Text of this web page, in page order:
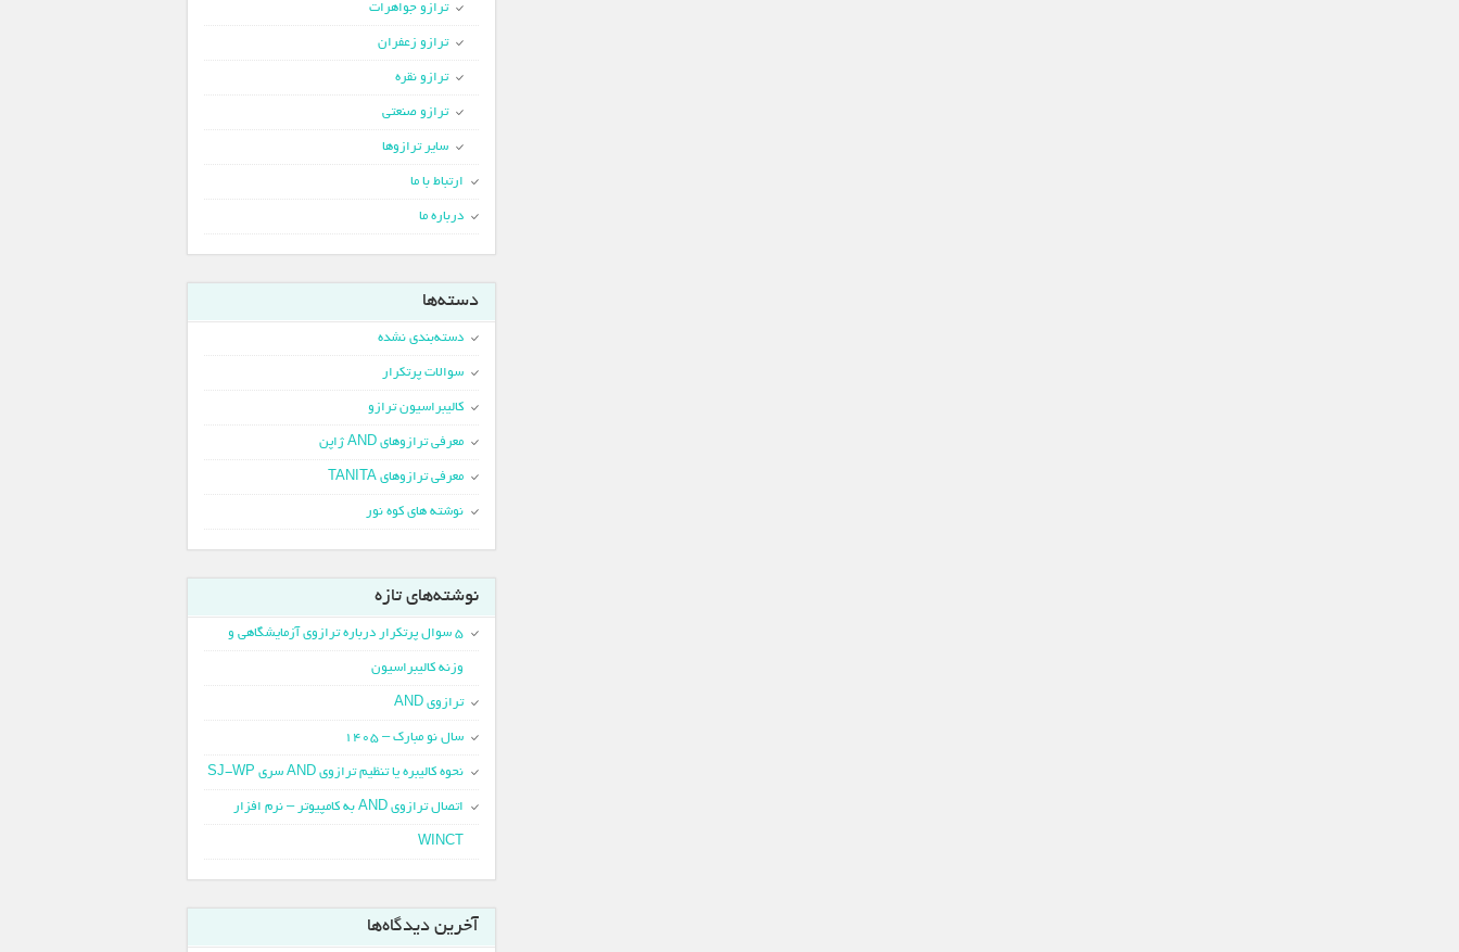
ترازو جواهرات
ترازو زعفران
ترازو نقره
ترازو صنعتی
سایر ترازوها
ارتباط با ما
درباره ما
دسته‌ها
دسته‌بندی نشده
سوالات پرتکرار
کالیبراسیون ترازو
معرفی ترازوهای AND ژاپن
معرفی ترازوهای TANITA
نوشته های کوه نور
نوشته‌های تازه
5 سوال پرتکرار درباره ترازوی آزمایشگاهی و
وزنه کالیبراسیون
ترازوی AND
سال نو مبارک – 1405
نحوه کالیبره یا تنظیم ترازوی AND سری SJ-WP
اتصال ترازوی AND به کامپیوتر – نرم افزار
WINCT
آخرین دیدگاه‌ها